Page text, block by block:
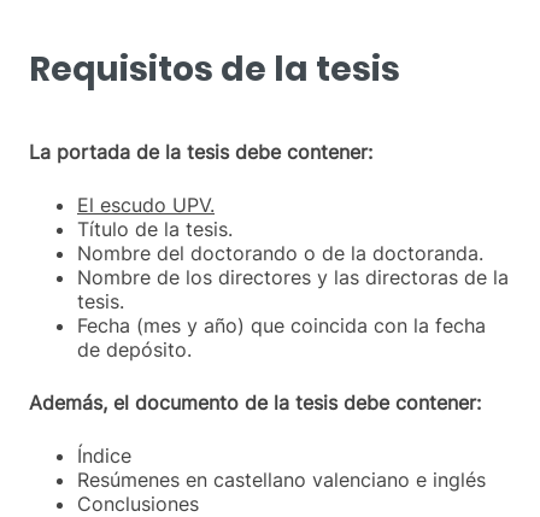
Requisitos de la tesis
La portada de la tesis debe contener:
El escudo UPV.
Título de la tesis.
Nombre del doctorando o de la doctoranda.
Nombre de los directores y las directoras de la
tesis.
Fecha (mes y año) que coincida con la fecha
de depósito.
Además, el documento de la tesis debe contener:
Índice
Resúmenes en castellano valenciano e inglés
Conclusiones